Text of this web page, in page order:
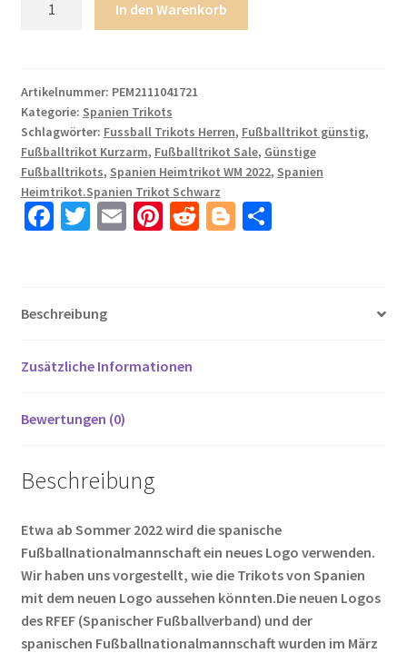
Rot
Trikotsatz
Kurzarm
+
Kurze
Hosen
mit
18
In den Warenkorb
Artikelnummer: PEM2111041721
Kategorie: Spanien Trikots
Schlagwörter: Fussball Trikots Herren, Fußballtrikot günstig,
Fußballtrikot Kurzarm, Fußballtrikot Sale, Günstige
Fußballtrikots, Spanien Heimtrikot WM 2022, Spanien
Heimtrikot.Spanien Trikot Schwarz
Fa
o
k
T
er
E Pi R Bl T
Beschreibung
Zusätzliche Informationen
Bewertungen (0)
Beschreibung
Etwa ab Sommer 2022 wird die spanische
Fußballnationalmannschaft ein neues Logo verwenden.
Wir haben uns vorgestellt, wie die Trikots von Spanien
mit dem neuen Logo aussehen könnten.Die neuen Logos
des RFEF (Spanischer Fußballverband) und der
spanischen Fußballnationalmannschaft wurden im März